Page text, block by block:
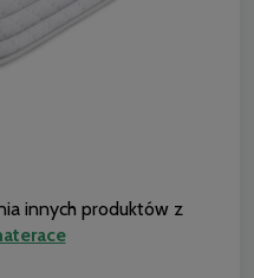
innych produktów z